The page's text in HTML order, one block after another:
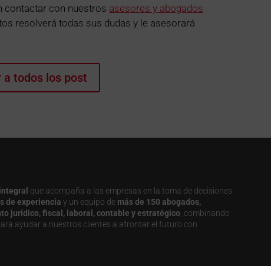
contactar con nuestros asesores y abogados
resolverá todas sus dudas y le asesorará
a todos los post
que acompaña a las empresas en la toma de decisiones
de experiencia y un equipo de más de 150 abogados,
jurídico, fiscal, laboral, contable y estratégico , combinando
ayudar a nuestros clientes a afrontar el futuro con